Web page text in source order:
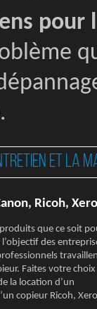
ET LA
Ricoh,
que ce soit
des
Faites votre
la location d’un
copieur Ricoh,